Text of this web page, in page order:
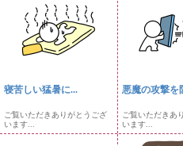
寝苦しい猛暑に...
ご覧いただきありがとうござ
います...
悪魔の攻撃を
ご覧いただきあ
います...